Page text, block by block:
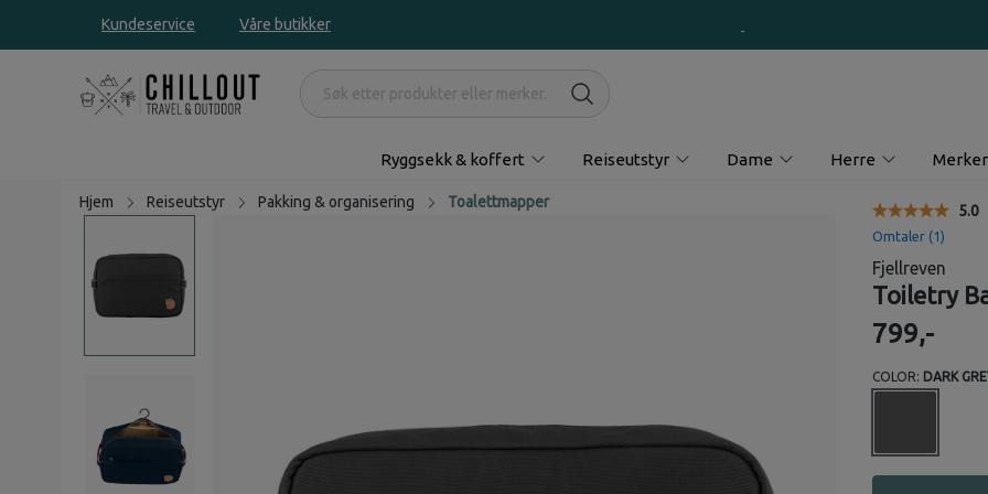
Kundeservice Våre butikker
Ryggsekk & koffert Reiseutstyr Dame Herre Merker
Hjem Reiseutstyr Pakking & organisering Toalettmapper
5.0
Omtaler (1)
Fjellreven
Toiletry
799,-
COLOR: DARK